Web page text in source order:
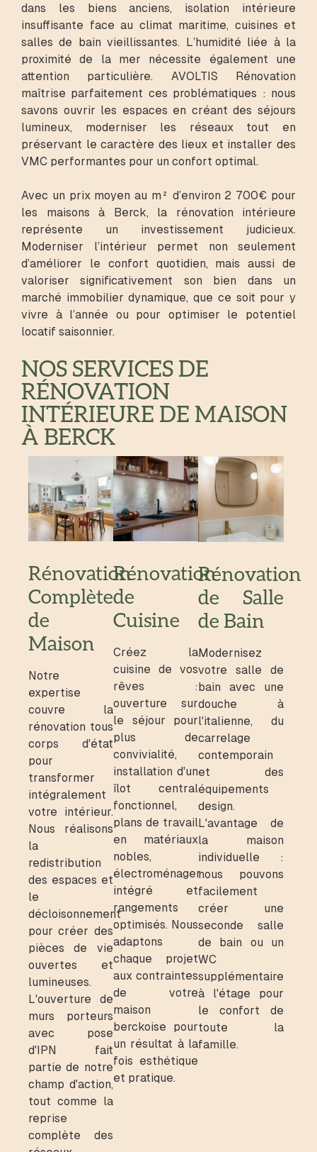
dans les biens anciens, isolation intérieure
insuffisante face au climat maritime, cuisines et
salles de bain vieillissantes. L’humidité liée à la
proximité de la mer nécessite également une
attention particulière. AVOLTIS Rénovation
maîtrise parfaitement ces problématiques : nous
savons ouvrir les espaces en créant des séjours
lumineux, moderniser les réseaux tout en
préservant le caractère des lieux et installer des
VMC performantes pour un confort optimal.
Avec un prix moyen au m² d’environ 2 700€ pour
les maisons à Berck, la rénovation intérieure
représente un investissement judicieux.
Moderniser l’intérieur permet non seulement
d’améliorer le confort quotidien, mais aussi de
valoriser significativement son bien dans un
marché immobilier dynamique, que ce soit pour y
vivre à l’année ou pour optimiser le potentiel
locatif saisonnier.
NOS SERVICES DE
RÉNOVATION
INTÉRIEURE DE MAISON
À BERCK
Rénovation
Complète
de
Maison
Notre
expertise
couvre la
rénovation tous
corps d'état
pour
transformer
intégralement
votre intérieur.
Nous réalisons
la
redistribution
des espaces et
le
décloisonnement
pour créer des
pièces de vie
ouvertes et
lumineuses.
L'ouverture de
murs porteurs
avec pose
d'IPN fait
partie de notre
champ d'action,
tout comme la
reprise
complète des
Rénovation
de
Cuisine
Créez la
cuisine de vos
rêves :
ouverture sur
le séjour pour
plus de
convivialité,
installation d'un
îlot central
fonctionnel,
plans de travail
en matériaux
nobles,
électroménager
intégré et
rangements
optimisés. Nous
adaptons
chaque projet
aux contraintes
de votre
maison
berckoise pour
un résultat à la
fois esthétique
et pratique.
Rénovation
de Salle
de Bain
Modernisez
votre salle de
bain avec une
douche à
l'italienne, du
carrelage
contemporain
et des
équipements
design.
L'avantage de
la maison
individuelle :
nous pouvons
facilement
créer une
seconde salle
de bain ou un
WC
supplémentaire
à l'étage pour
le confort de
toute la
famille.